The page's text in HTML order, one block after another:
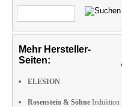
Mehr Hersteller-
Seiten:
ELESION
Rosenstein & Söhne Induktion